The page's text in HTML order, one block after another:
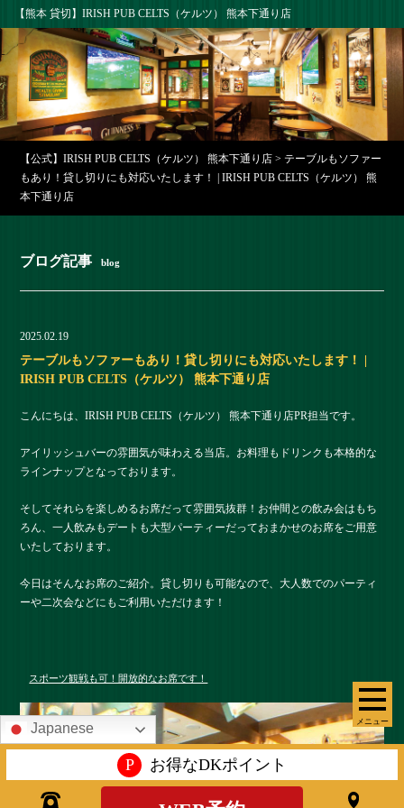
【熊本 貸切】IRISH PUB CELTS（ケルツ） 熊本下通り店
メニュー
【公式】IRISH PUB CELTS（ケルツ） 熊本下通り店 >テーブルもソファー
もあり！貸し切りにも対応いたします！ | IRISH PUB CELTS（ケルツ） 熊
本下通り店
ブログ記事 blog
2025.02.19
テーブルもソファーもあり！貸し切りにも対応いたします！ |
IRISH PUB CELTS（ケルツ） 熊本下通り店
こんにちは、IRISH PUB CELTS（ケルツ） 熊本下通り店PR担当です。
アイリッシュバーの雰囲気が味わえる当店。お料理もドリンクも本格的な
ラインナップとなっております。
そしてそれらを楽しめるお席だって雰囲気抜群！お仲間との飲み会はもち
ろん、一人飲みもデートも大型パーティーだっておまかせのお席をご用意
いたしております。
今日はそんなお席のご紹介。貸し切りも可能なので、大人数でのパーティ
ーや二次会などにもご利用いただけます！
スポーツ観戦も可！開放的なお席です！
Japanese
P お得なDKポイント